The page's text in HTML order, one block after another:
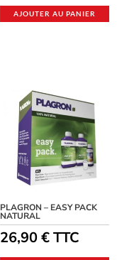
AJOUTER AU PANIER
PLAGRON – EASY PACK
NATURAL
26,90€TTC